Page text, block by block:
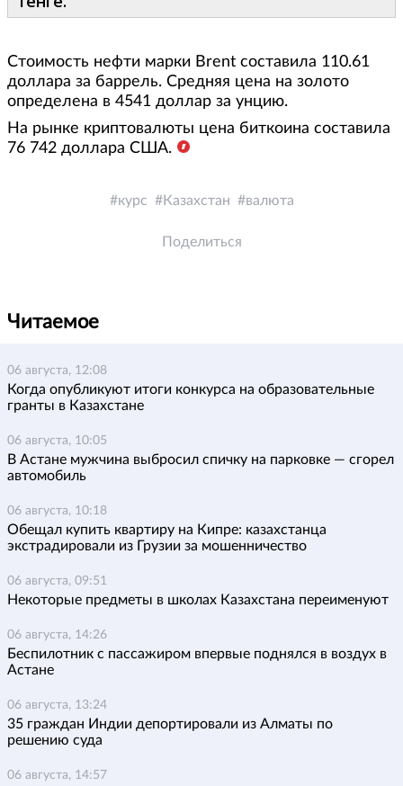
Стоимость нефти марки Brent составила 110.61
доллара за баррель. Средняя цена на золото
определена в 4541 доллар за унцию.
На рынке криптовалюты цена биткоина составила
76 742 доллара США.
курс Казахстан валюта
Поделиться
Читаемое
06 августа, 12:08
Когда опубликуют итоги конкурса на образовательные
гранты в Казахстане
06 августа, 10:05
В Астане мужчина выбросил спичку на парковке — сгорел
автомобиль
06 августа, 10:18
Обещал купить квартиру на Кипре: казахстанца
экстрадировали из Грузии за мошенничество
06 августа, 09:51
Некоторые предметы в школах Казахстана переименуют
06 августа, 14:26
Беспилотник с пассажиром впервые поднялся в воздух в
Астане
06 августа, 13:24
35 граждан Индии депортировали из Алматы по
решению суда
06 августа, 14:57